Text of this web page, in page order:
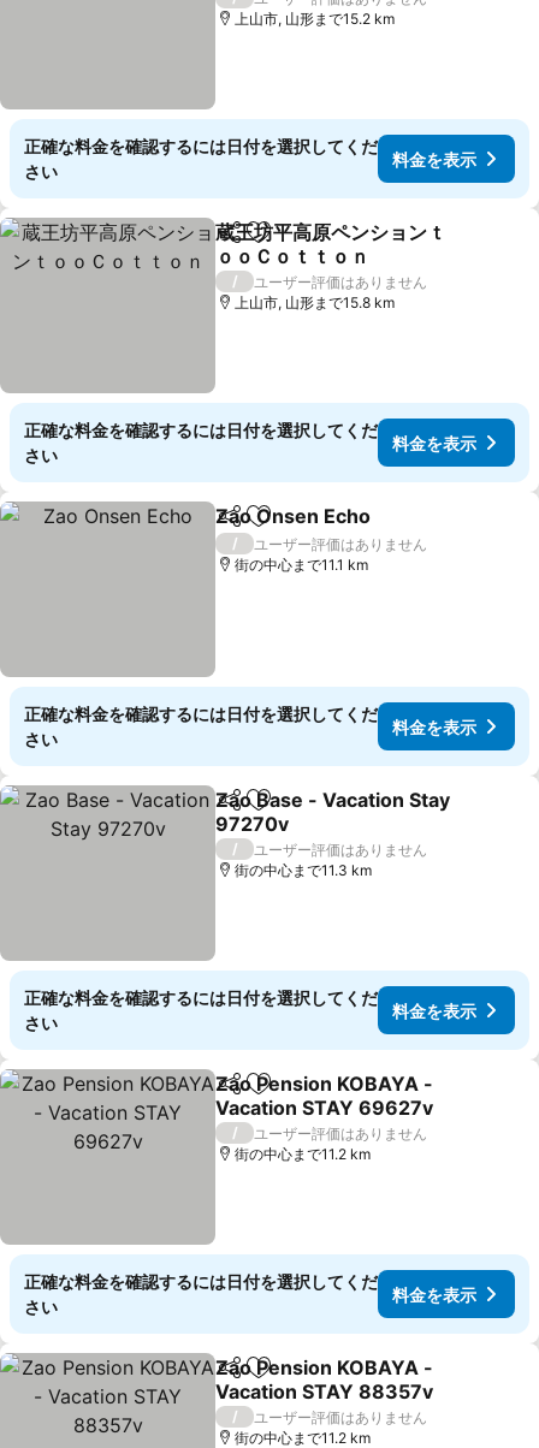
上山市, 山形まで15.2 km
正確な料金を確認するには日付を選択してくだ
さい
料金を表示
シェアお気に入りに追加
蔵王坊平高原ペンションｔ
ｏｏＣｏｔｔｏｎ
料金を表示
/
ユーザー評価はありません
上山市, 山形まで15.8 km
正確な料金を確認するには日付を選択してくだ
さい
料金を表示
シェアお気に入りに追加
Zao Onsen Echo
/
ユーザー評価はありません
街の中心まで11.1 km
正確な料金を確認するには日付を選択してくだ
さい
料金を表示
シェアお気に入りに追加
Zao Base - Vacation Stay
97270v
料金を表示
/
ユーザー評価はありません
街の中心まで11.3 km
正確な料金を確認するには日付を選択してくだ
さい
料金を表示
シェアお気に入りに追加
Zao Pension KOBAYA -
Vacation STAY 69627v
料金を表示
/
ユーザー評価はありません
街の中心まで11.2 km
正確な料金を確認するには日付を選択してくだ
さい
料金を表示
シェアお気に入りに追加
Zao Pension KOBAYA -
Vacation STAY 88357v
料金を表示
/
ユーザー評価はありません
街の中心まで11.2 km